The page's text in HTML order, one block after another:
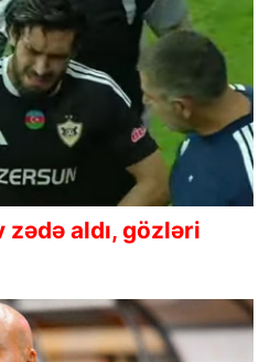
aldı, gözləri